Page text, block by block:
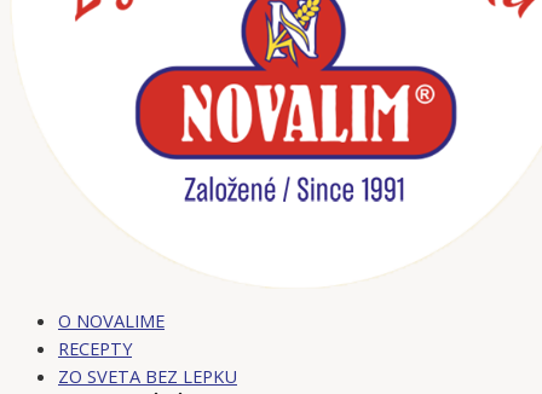
O NOVALIME
RECEPTY
ZO SVETA BEZ LEPKU